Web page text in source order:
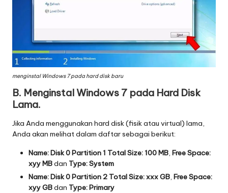
menginstal Windows 7 pada hard disk baru
B. Menginstal Windows 7 pada Hard Disk
Lama.
Jika Anda menggunakan hard disk (fisik atau virtual) lama,
Anda akan melihat dalam daftar sebagai berikut:
Name:Disk 0 Partition 1 Total Size: 100 MB, Free Space:
xyy MBdan Type: System
Name:Disk 0 Partition 2 Total Size: xxx GB, Free Space:
xyy GBdan Type: Primary